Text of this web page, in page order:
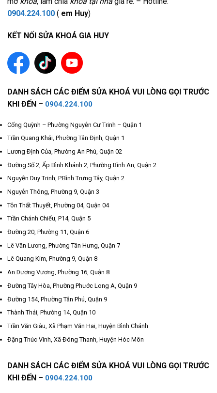
0904.224.100 ( em Huy)
KẾT NỐI SỬA KHOÁ GIA HUY
DANH SÁCH CÁC ĐIỂM SỬA KHOÁ VUI LÒNG GỌI TRƯỚC
KHI ĐẾN – 0904.224.100
Cống Quỳnh – Phường Nguyễn Cư Trinh – Quận 1
Trần Quang Khải, Phường Tân Định, Quận 1
Lương Định Của, Phường An Phú, Quận 02
Đường Số 2, Ấp Bình Khánh 2, Phường Bình An, Quận 2
Nguyễn Duy Trinh, P.Bình Trưng Tây, Quận 2
Nguyễn Thông, Phường 9, Quận 3
Tôn Thất Thuyết, Phường 04, Quận 04
Trần Chánh Chiếu, P14, Quận 5
Đường 20, Phường 11, Quận 6
Lê Văn Lương, Phường Tân Hưng, Quận 7
Lê Quang Kim, Phường 9, Quận 8
An Dương Vương, Phường 16, Quận 8
Đường Tây Hòa, Phường Phước Long A, Quận 9
Đường 154, Phường Tân Phú, Quận 9
Thành Thái, Phường 14, Quận 10
Trần Văn Giàu, Xã Phạm Văn Hai, Huyện Bình Chánh
Đặng Thúc Vinh, Xã Đông Thanh, Huyện Hóc Môn
DANH SÁCH CÁC ĐIỂM SỬA KHOÁ VUI LÒNG GỌI TRƯỚC
KHI ĐẾN – 0904.224.100